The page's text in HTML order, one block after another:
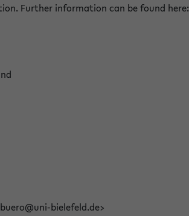
Further information can be found here:
bielefeld.de>